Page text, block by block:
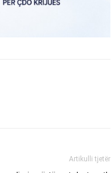
Artikulli tjetër